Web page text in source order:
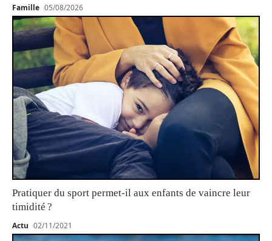
Famille 05/08/2026
Pratiquer du sport permet-il aux enfants de vaincre leur
timidité ?
Actu 02/11/2021